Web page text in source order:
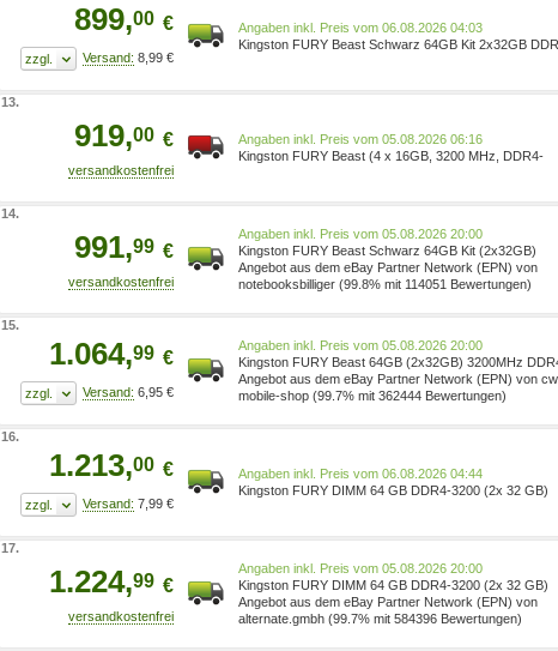
899,00 €
8,99 €
Preis vom 06.08.2026 04:03
Kingston FURY Beast Schwarz 64GB Kit 2x32GB
13.
919,00 €
Preis vom 05.08.2026 06:16
Kingston FURY Beast (4 x 16GB, 3200 MHz, DDR4-
14.
991,99 €
Preis vom 05.08.2026 20:00
Kingston FURY Beast Schwarz 64GB Kit (2x32GB)
DDR4-3200 CL16 UDIMM Gaming Arbeit
KF432C16BBK2/64
Angebot aus dem eBay Partner Network (EPN) von
notebooksbilliger (99.8% mit 114051 Bewertungen)
15.
1.064,99 €
6,95 €
Preis vom 05.08.2026 20:00
Kingston FURY Beast 64GB (2x32GB) 3200MHz
CL16 Arbeitsspeicher KF432C16BBK2/64
Angebot aus dem eBay Partner Network (EPN) von
mobile-shop (99.7% mit 362444 Bewertungen)
16.
1.213,00 €
7,99 €
Preis vom 06.08.2026 04:44
Kingston FURY DIMM 64 GB DDR4-3200 (2x 32 GB)
17.
1.224,99 €
Preis vom 05.08.2026 20:00
Kingston FURY DIMM 64 GB DDR4-3200 (2x 32 GB)
Dual-Kit, Arbeitsspeicher, schwarz KF432C16BBK2/64
Angebot aus dem eBay Partner Network (EPN) von
alternate.gmbh (99.7% mit 584396 Bewertungen)